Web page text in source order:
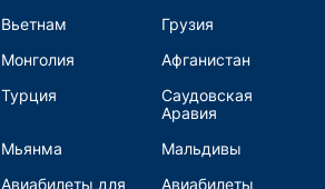
Вьетнам
Грузия
Монголия
Афганистан
Турция
Саудовская
Аравия
Мьянма
Мальдивы
Авиабилеты для
Авиабилеты